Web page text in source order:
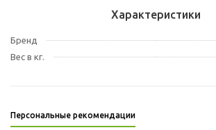
Характеристики
Бренд
Вес в кг.
Персональные рекомендации